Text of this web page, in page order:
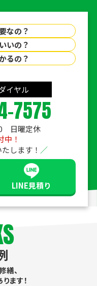
なの？
いの？
るの？
イヤル
7575
日曜定休
中！
します！
LINE見積り
繕、
ます！